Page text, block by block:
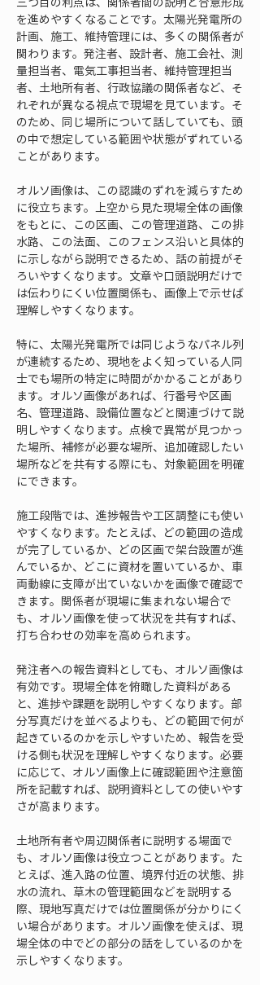
を進めやすくなることです。太陽光発電所の
計画、施工、維持管理には、多くの関係者が
関わります。発注者、設計者、施工会社、測
量担当者、電気工事担当者、維持管理担当
者、土地所有者、行政協議の関係者など、そ
れぞれが異なる視点で現場を見ています。そ
のため、同じ場所について話していても、頭
の中で想定している範囲や状態がずれている
ことがあります。
オルソ画像は、この認識のずれを減らすため
に役立ちます。上空から見た現場全体の画像
をもとに、この区画、この管理道路、この排
水路、この法面、このフェンス沿いと具体的
に示しながら説明できるため、話の前提がそ
ろいやすくなります。文章や口頭説明だけで
は伝わりにくい位置関係も、画像上で示せば
理解しやすくなります。
特に、太陽光発電所では同じようなパネル列
が連続するため、現地をよく知っている人同
士でも場所の特定に時間がかかることがあり
ます。オルソ画像があれば、行番号や区画
名、管理道路、設備位置などと関連づけて説
明しやすくなります。点検で異常が見つかっ
た場所、補修が必要な場所、追加確認したい
場所などを共有する際にも、対象範囲を明確
にできます。
施工段階では、進捗報告や工区調整にも使い
やすくなります。たとえば、どの範囲の造成
が完了しているか、どの区画で架台設置が進
んでいるか、どこに資材を置いているか、車
両動線に支障が出ていないかを画像で確認で
きます。関係者が現場に集まれない場合で
も、オルソ画像を使って状況を共有すれば、
打ち合わせの効率を高められます。
発注者への報告資料としても、オルソ画像は
有効です。現場全体を俯瞰した資料がある
と、進捗や課題を説明しやすくなります。部
分写真だけを並べるよりも、どの範囲で何が
起きているのかを示しやすいため、報告を受
ける側も状況を理解しやすくなります。必要
に応じて、オルソ画像上に確認範囲や注意箇
所を記載すれば、説明資料としての使いやす
さが高まります。
土地所有者や周辺関係者に説明する場面で
も、オルソ画像は役立つことがあります。た
とえば、進入路の位置、境界付近の状態、排
水の流れ、草木の管理範囲などを説明する
際、現地写真だけでは位置関係が分かりにく
い場合があります。オルソ画像を使えば、現
場全体の中でどの部分の話をしているのかを
示しやすくなります。